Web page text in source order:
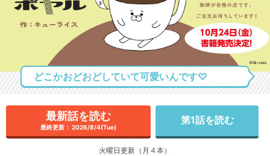
どこかおどおどしていて可愛いんです♡
最新話を読む
最終更新： 2026/8/4(Tue)
第1話を読む
火曜日更新（月４本）